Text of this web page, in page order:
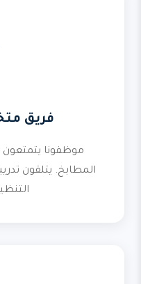
فريق
موظفونا
المطابخ. يتلقون